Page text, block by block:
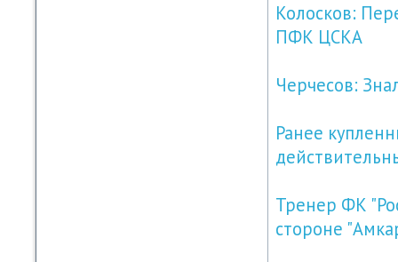
Колосков:
ПФК ЦСКА
Черчесов:
Ранее
Тренер ФК
стороне